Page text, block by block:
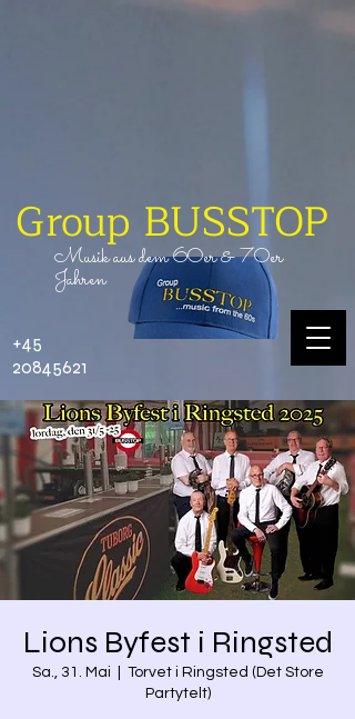
Group BUSSTOP
+45
20845621
Musik aus dem60er& 70er
Jahren
Lions Byfest i Ringsted
Sa., 31. Mai
Torvet i Ringsted (Det Store
Partytelt)